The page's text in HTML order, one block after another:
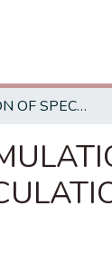
OPTIMIZATION OF SPECT IMAGING SIMULATION, IN NUCLEAR MEDICINE USING MONTE CARLO CALCULATION